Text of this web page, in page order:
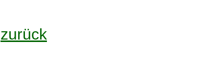
zurück